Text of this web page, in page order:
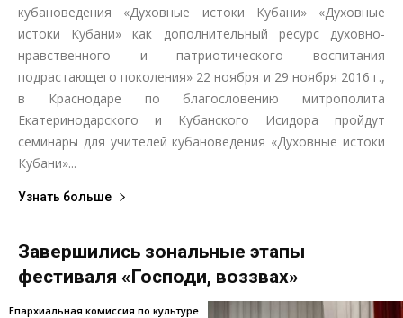
кубановедения «Духовные истоки Кубани» «Духовные
истоки Кубани» как дополнительный ресурс духовно-
нравственного и патриотического воспитания
подрастающего поколения» 22 ноября и 29 ноября 2016 г.,
в Краснодаре по благословению митрополита
Екатеринодарского и Кубанского Исидора пройдут
семинары для учителей кубановедения «Духовные истоки
Кубани»...
Узнать больше
Завершились зональные этапы
фестиваля «Господи, воззвах»
Епархиальная комиссия по культуре